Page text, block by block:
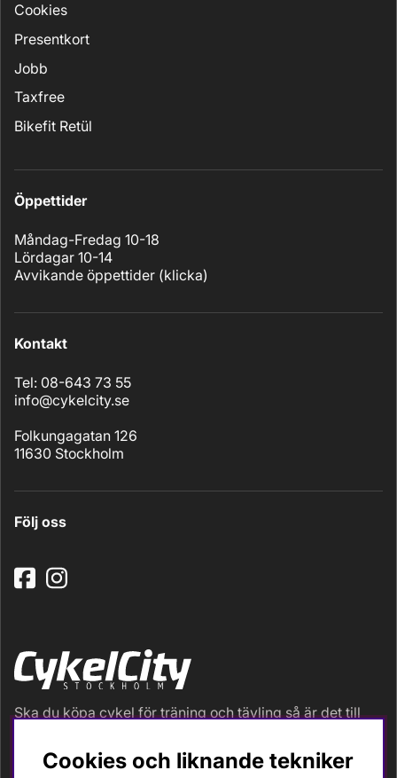
Cookies
Presentkort
Jobb
Taxfree
Bikefit Retül
Öppettider
Måndag-Fredag 10-18
Lördagar 10-14
Avvikande öppettider (klicka)
Kontakt
Tel: 08-643 73 55
info@cykelcity.se
Folkungagatan 126
11630 Stockholm
Följ oss
Ska du köpa cykel för träning och tävling så är det till
Vi är en mycket personlig cykelaffär med hög
servicegrad och alla vi som jobbar är inbitna cyklister
Cookies och liknande tekniker